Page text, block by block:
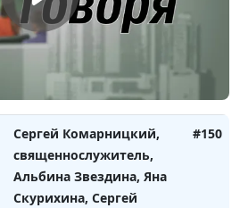
Скурихина, Михаил
Титовский, Анна Егорова,
Богдан Павлюк, Алёна
Караульщикова, Илья
Шерстнёв
Сергей Комарницкий,
священнослужитель,
Альбина Звездина, Яна
Скурихина, Сергей
#150